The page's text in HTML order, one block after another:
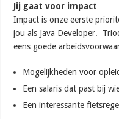
Jij gaat voor impact
Impact is onze eerste
jou als Java Developer.
eens goede
Mogelijkheden voor
Een salaris dat past bij
Een interessante